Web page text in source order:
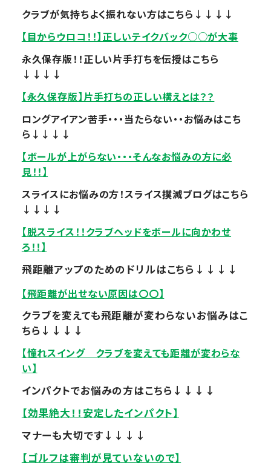
クラブが気持ちよく振れない方はこちら↓↓↓↓
【目からウロコ！！】正しいテイクバック○○が大事
永久保存版！！正しい片手打ちを伝授はこちら
↓↓↓↓
【永久保存版】片手打ちの正しい構えとは？？
ロングアイアン苦手・・・当たらない・・お悩みはこち
ら↓↓↓↓
【ボールが上がらない・・・そんなお悩みの方に必
見！！】
スライスにお悩みの方！スライス撲滅ブログはこちら
↓↓↓↓
【脱スライス！！クラブヘッドをボールに向かわせ
ろ！！】
飛距離アップのためのドリルはこちら↓↓↓↓
【飛距離が出せない原因は〇〇】
クラブを変えても飛距離が変わらないお悩みはこ
ちら↓↓↓↓
【憧れスイング クラブを変えても距離が変わらな
い】
インパクトでお悩みの方はこちら↓↓↓↓
【効果絶大！！安定したインパクト】
マナーも大切です↓↓↓↓
【ゴルフは審判が見ていないので】